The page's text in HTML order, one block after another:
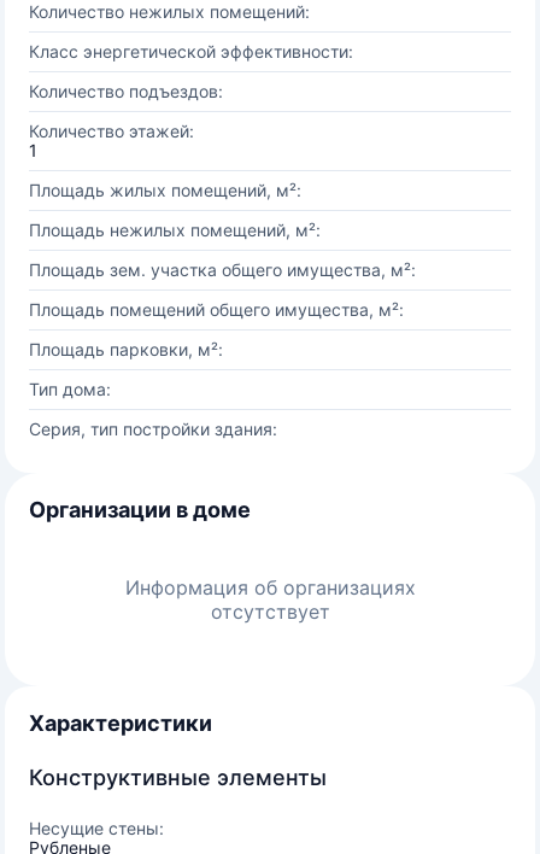
Количество нежилых помещений:
Класс энергетической эффективности:
Количество подъездов:
Количество этажей:
1
Площадь жилых помещений, м²:
Площадь нежилых помещений, м²:
Площадь зем. участка общего имущества, м²:
Площадь помещений общего имущества, м²:
Площадь парковки, м²:
Тип дома:
Серия, тип постройки здания:
Организации в доме
Информация об организациях
отсутствует
Характеристики
Конструктивные элементы
Несущие стены:
Рубленые